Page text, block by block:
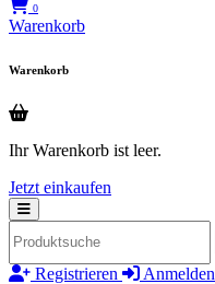
0
Warenkorb
Warenkorb
Ihr Warenkorb ist leer.
Jetzt einkaufen
Registrieren Anmelden